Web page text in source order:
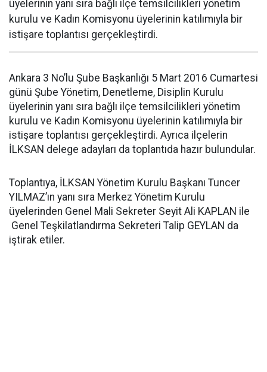
üyelerinin yanı sıra bağlı ilçe temsilcilikleri yönetim
kurulu ve Kadın Komisyonu üyelerinin katılımıyla bir
istişare toplantısı gerçekleştirdi.
Ankara 3 No’lu Şube Başkanlığı 5 Mart 2016 Cumartesi
günü Şube Yönetim, Denetleme, Disiplin Kurulu
üyelerinin yanı sıra bağlı ilçe temsilcilikleri yönetim
kurulu ve Kadın Komisyonu üyelerinin katılımıyla bir
istişare toplantısı gerçekleştirdi. Ayrıca ilçelerin
İLKSAN delege adayları da toplantıda hazır bulundular.
Toplantıya, İLKSAN Yönetim Kurulu Başkanı Tuncer
YILMAZ’ın yanı sıra Merkez Yönetim Kurulu
üyelerinden Genel Mali Sekreter Seyit Ali KAPLAN ile
Genel Teşkilatlandırma Sekreteri Talip GEYLAN da
iştirak etiler.